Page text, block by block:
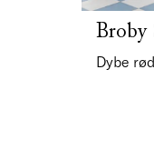
Broby
Dybe